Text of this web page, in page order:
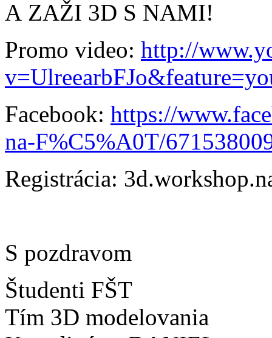
A ZAŽI 3D S NAMI!
Promo video: http://
Facebook: https://
na-F%C5%A0T/
Registrácia:
S pozdravom
Študenti FŠT
Tím 3D modelovania